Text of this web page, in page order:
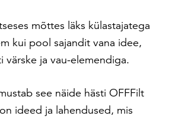
mõttes läks külastajatega
kui pool sajandit vana idee,
värske ja vau-elemendiga.
see näide hästi OFFFilt
ideed ja lahendused, mis